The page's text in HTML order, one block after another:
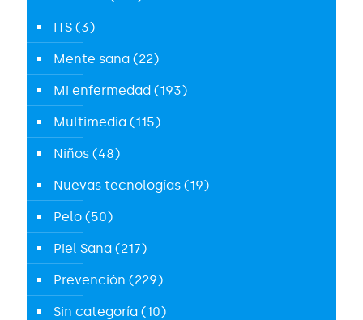
ITS (3)
Mente sana (22)
Mi enfermedad (193)
Multimedia (115)
Niños (48)
Nuevas tecnologías (19)
Pelo (50)
Piel Sana (217)
Prevención (229)
Sin categoría (10)